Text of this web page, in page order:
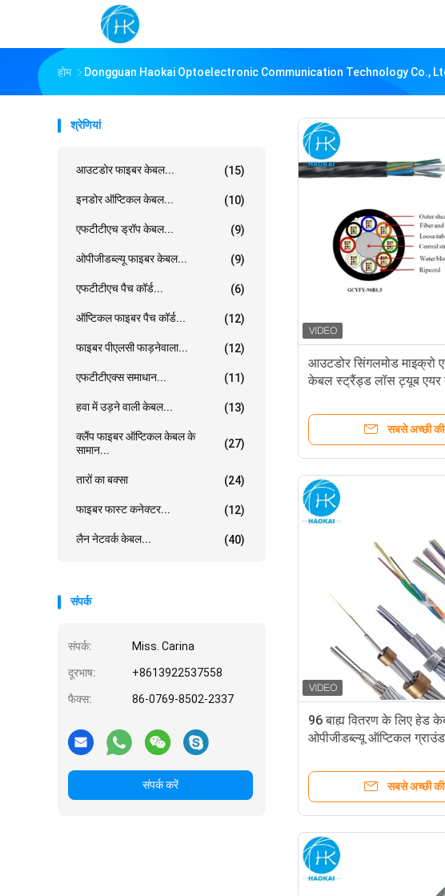
होम Dongguan Haokai Optoelectronic Communication Technology Co.,
श्रेणियां
आउटडोर फाइबर केबल... (15)
इनडोर ऑप्टिकल केबल... (10)
एफटीटीएच ड्रॉप केबल... (9)
ओपीजीडब्ल्यू फाइबर केबल... (9)
एफटीटीएच पैच कॉर्ड... (6)
ऑप्टिकल फाइबर पैच कॉर्ड... (12)
फाइबर पीएलसी फाड़नेवाला... (12)
एफटीटीएक्स समाधान... (11)
हवा में उड़ने वाली केबल... (13)
क्लैंप फाइबर ऑप्टिकल केबल के
सामान...
(27)
तारों का बक्सा (24)
फाइबर फास्ट कनेक्टर... (12)
लैन नेटवर्क केबल... (40)
संपर्क
संपर्क: Miss. Carina
दूरभाष: +8613922537558
फैक्स: 86-0769-8502-2337
संपर्क करें
आउटडोर सिंगलमोड माइक्रो
केबल स्ट्रैंड्ड लॉस ट्यूब एयर
सबसे अच्छी
96 बाह्य वितरण के लिए हेड
ओपीजीडब्ल्यू ऑप्टिकल ग्राउंड
सबसे अच्छी